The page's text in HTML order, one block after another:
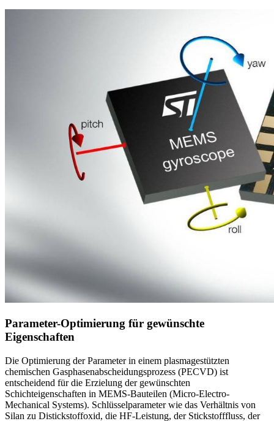
Parameter-Optimierung für gewünschte
Eigenschaften
Die Optimierung der Parameter in einem plasmagestützten
chemischen Gasphasenabscheidungsprozess (PECVD) ist
entscheidend für die Erzielung der gewünschten
Schichteigenschaften in MEMS-Bauteilen (Micro-Electro-
Mechanical Systems). Schlüsselparameter wie das Verhältnis von
Silan zu Distickstoffoxid, die HF-Leistung, der Stickstofffluss, der